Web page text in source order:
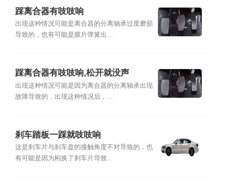
踩离合器有吱吱响
出现这种情况可能是离合器的分离轴承过度磨损
导致的，也有可能是膜片弹簧出...
踩离合器有吱吱响,松开就没声
出现这种情况可能是因为离合器的分离轴承出现
故障导致的，出现这种情况后，...
刹车踏板一踩就吱吱响
这是刹车片与刹车盘的接触角度不对导致的，也
有可能是因为刚换了刹车片导致...